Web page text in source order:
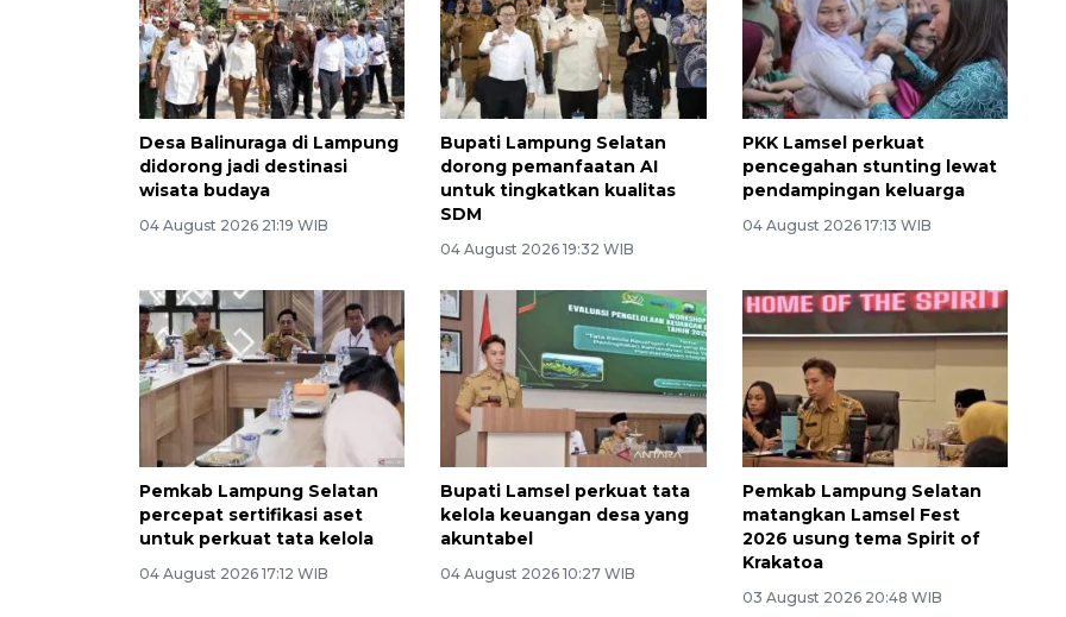
Desa Balinuraga di Lampung
didorong jadi destinasi
wisata budaya
04 August 2026 21:19 WIB
Bupati Lampung Selatan
dorong pemanfaatan AI
untuk tingkatkan kualitas
SDM
04 August 2026 19:32 WIB
PKK Lamsel perkuat
pencegahan stunting lewat
pendampingan keluarga
04 August 2026 17:13 WIB
Pemkab Lampung Selatan
percepat sertifikasi aset
untuk perkuat tata kelola
04 August 2026 17:12 WIB
Bupati Lamsel perkuat tata
kelola keuangan desa yang
akuntabel
04 August 2026 10:27 WIB
Pemkab Lampung Selatan
matangkan Lamsel Fest
2026 usung tema Spirit of
Krakatoa
03 August 2026 20:48 WIB